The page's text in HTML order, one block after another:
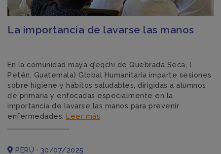
La importancia de lavarse las manos
En la comunidad maya q’eqchi de Quebrada Seca, (
Petén, Guatemala) Global Humanitaria imparte sesiones
sobre higiene y hábitos saludables, dirigidas a alumnos
de primaria y enfocadas especialmente en la
importancia de lavarse las manos para prevenir
enfermedades. Leer más
PERÚ · 30/07/2025